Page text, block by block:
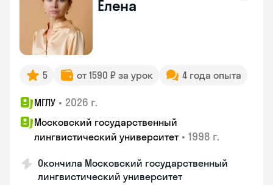
Елена
5 от 1590 ₽ за урок 4 года опыта
МГЛУ • 2026 г.
Московский государственный
лингвистический университет • 1998 г.
Окончила Московский государственный
лингвистический университет